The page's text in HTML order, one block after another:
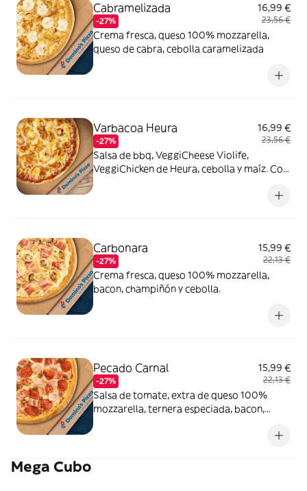
Cabramelizada
-27%
16,99 €
23,56 €
Crema fresca, queso 100% mozzarella,
queso de cabra, cebolla caramelizada
Varbacoa Heura
-27%
16,99 €
23,56 €
Salsa de bbq, VeggiCheese Violife,
VeggiChicken de Heura, cebolla y maíz. Con
Carbonara
-27%
15,99 €
22,13 €
Crema fresca, queso 100% mozzarella,
bacon, champiñón y cebolla.
Pecado Carnal
-27%
15,99 €
22,13 €
Salsa de tomate, extra de queso 100%
mozzarella, ternera especiada, bacon,
Mega Cubo